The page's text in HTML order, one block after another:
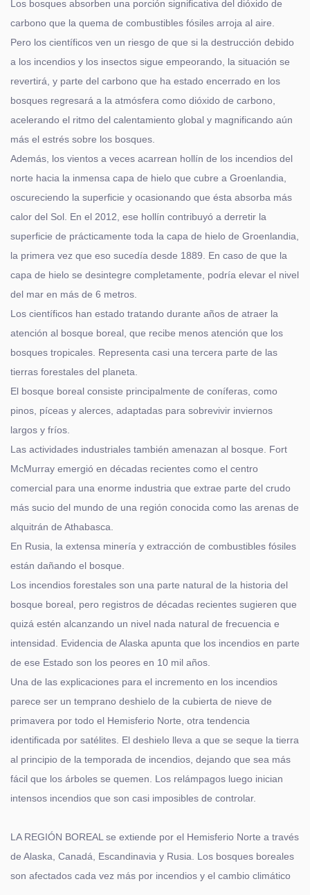
Los bosques absorben una porción significativa del dióxido de
carbono que la quema de combustibles fósiles arroja al aire.
Pero los científicos ven un riesgo de que si la destrucción debido
a los incendios y los insectos sigue empeorando, la situación se
revertirá, y parte del carbono que ha estado encerrado en los
bosques regresará a la atmósfera como dióxido de carbono,
acelerando el ritmo del calentamiento global y magnificando aún
más el estrés sobre los bosques.
Además, los vientos a veces acarrean hollín de los incendios del
norte hacia la inmensa capa de hielo que cubre a Groenlandia,
oscureciendo la superficie y ocasionando que ésta absorba más
calor del Sol. En el 2012, ese hollín contribuyó a derretir la
superficie de prácticamente toda la capa de hielo de Groenlandia,
la primera vez que eso sucedía desde 1889. En caso de que la
capa de hielo se desintegre completamente, podría elevar el nivel
del mar en más de 6 metros.
Los científicos han estado tratando durante años de atraer la
atención al bosque boreal, que recibe menos atención que los
bosques tropicales. Representa casi una tercera parte de las
tierras forestales del planeta.
El bosque boreal consiste principalmente de coníferas, como
pinos, píceas y alerces, adaptadas para sobrevivir inviernos
largos y fríos.
Las actividades industriales también amenazan al bosque. Fort
McMurray emergió en décadas recientes como el centro
comercial para una enorme industria que extrae parte del crudo
más sucio del mundo de una región conocida como las arenas de
alquitrán de Athabasca.
En Rusia, la extensa minería y extracción de combustibles fósiles
están dañando el bosque.
Los incendios forestales son una parte natural de la historia del
bosque boreal, pero registros de décadas recientes sugieren que
quizá estén alcanzando un nivel nada natural de frecuencia e
intensidad. Evidencia de Alaska apunta que los incendios en parte
de ese Estado son los peores en 10 mil años.
Una de las explicaciones para el incremento en los incendios
parece ser un temprano deshielo de la cubierta de nieve de
primavera por todo el Hemisferio Norte, otra tendencia
identificada por satélites. El deshielo lleva a que se seque la tierra
al principio de la temporada de incendios, dejando que sea más
fácil que los árboles se quemen. Los relámpagos luego inician
intensos incendios que son casi imposibles de controlar.
LA REGIÓN BOREAL se extiende por el Hemisferio Norte a través
de Alaska, Canadá, Escandinavia y Rusia. Los bosques boreales
son afectados cada vez más por incendios y el cambio climático